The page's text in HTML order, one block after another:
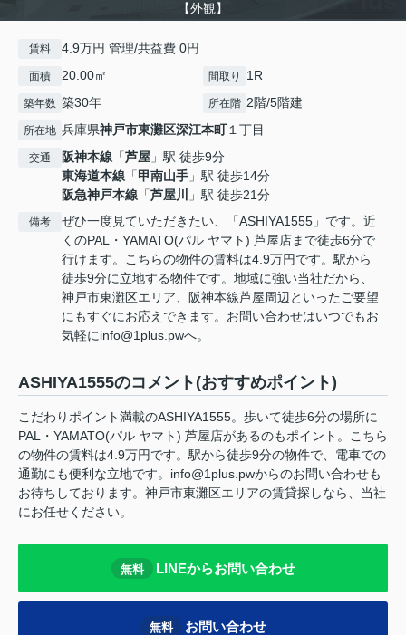
【外観】
賃料 4.9万円 管理/共益費 0円
面積 20.00㎡ 間取り 1R
築年数 築30年 所在階 2階/5階建
所在地 兵庫県神戸市東灘区深江本町１丁目
交通 阪神本線 「芦屋 」駅 徒歩9分
東海道本線 「甲南山手 」駅 徒歩14分
阪急神戸本線 「芦屋川 」駅 徒歩21分
備考
ぜひ一度見ていただきたい、「ASHIYA1555」です。近
くのPAL・YAMATO(パル ヤマト) 芦屋店まで徒歩6分で
行けます。こちらの物件の賃料は4.9万円です。駅から
徒歩9分に立地する物件です。地域に強い当社だから、
神戸市東灘区エリア、阪神本線芦屋周辺といったご要望
にもすぐにお応えできます。お問い合わせはいつでもお
気軽にinfo@1plus.pwへ。
ASHIYA1555のコメント(おすすめポイント)
こだわりポイント満載のASHIYA1555。歩いて徒歩6分の場所に
PAL・YAMATO(パル ヤマト) 芦屋店があるのもポイント。こちら
の物件の賃料は4.9万円です。駅から徒歩9分の物件で、電車での
通勤にも便利な立地です。info@1plus.pwからのお問い合わせも
お待ちしております。神戸市東灘区エリアの賃貸探しなら、当社
にお任せください。
無料 LINEからお問い合わせ
無料 お問い合わせ